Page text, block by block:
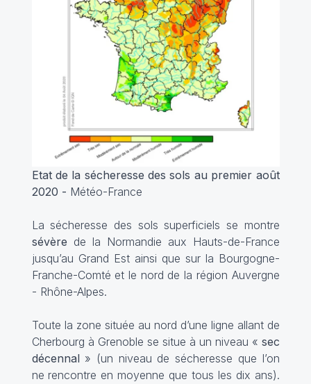
Etat de la sécheresse des sols au premier août
2020 - Météo-France
La sécheresse des sols superficiels se montre
sévère de la Normandie aux Hauts-de-France
jusqu’au Grand Est ainsi que sur la Bourgogne-
Franche-Comté et le nord de la région Auvergne
- Rhône-Alpes.
Toute la zone située au nord d’une ligne allant de
Cherbourg à Grenoble se situe à un niveau « sec
décennal » (un niveau de sécheresse que l’on
ne rencontre en moyenne que tous les dix ans).